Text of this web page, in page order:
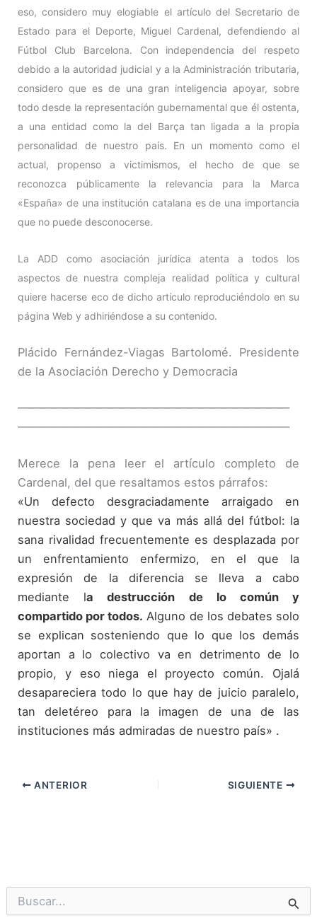
eso, considero muy elogiable el artículo del Secretario de
Estado para el Deporte, Miguel Cardenal, defendiendo al
Fútbol Club Barcelona. Con independencia del respeto
debido a la autoridad judicial y a la Administración tributaria,
considero que es de una gran inteligencia apoyar, sobre
todo desde la representación gubernamental que él ostenta,
a una entidad como la del Barça tan ligada a la propia
personalidad de nuestro país. En un momento como el
actual, propenso a victimismos, el hecho de que se
reconozca públicamente la relevancia para la Marca
«España» de una institución catalana es de una importancia
que no puede desconocerse.
La ADD como asociación jurídica atenta a todos los
aspectos de nuestra compleja realidad política y cultural
quiere hacerse eco de dicho artículo reproduciéndolo en su
página Web y adhiriéndose a su contenido.
Plácido Fernández-Viagas Bartolomé. Presidente
de la Asociación Derecho y Democracia
————————————————————————
————————————————————————
Merece la pena leer el artículo completo de
Cardenal, del que resaltamos estos párrafos:
«Un defecto desgraciadamente arraigado en
nuestra sociedad y que va más allá del fútbol: la
sana rivalidad frecuentemente es desplazada por
un enfrentamiento enfermizo, en el que la
expresión de la diferencia se lleva a cabo
mediante la destrucción de lo común y
compartido por todos. Alguno de los debates solo
se explican sosteniendo que lo que los demás
aportan a lo colectivo va en detrimento de lo
propio, y eso niega el proyecto común. Ojalá
desapareciera todo lo que hay de juicio paralelo,
tan deletéreo para la imagen de una de las
instituciones más admiradas de nuestro país» .
ANTERIOR SIGUIENTE
u